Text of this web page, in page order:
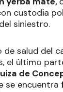
custodia
siniestro.
de salud del
el último
de
se encuentra